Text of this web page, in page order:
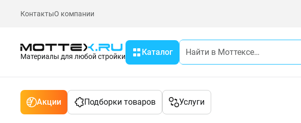
КонтактыО компании
Материалы для любой стройки Каталог
Акции Подборки товаров Услуги